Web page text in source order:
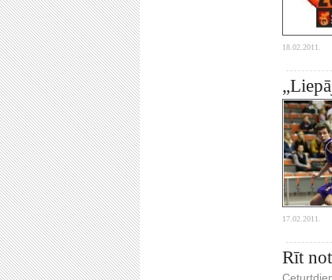
18.02.2011.
17.02.2011.
Rīt